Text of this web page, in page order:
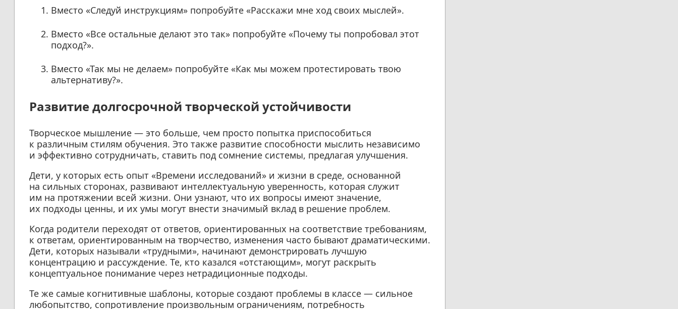
Вместо «Следуй инструкциям» попробуйте «Расскажи мне ход своих мыслей».
Вместо «Все остальные делают это так» попробуйте «Почему ты попробовал этот
подход?».
Вместо «Так мы не делаем» попробуйте «Как мы можем протестировать твою
альтернативу?».
Развитие долгосрочной творческой устойчивости
Творческое мышление — это больше, чем просто попытка приспособиться
к различным стилям обучения. Это также развитие способности мыслить независимо
и эффективно сотрудничать, ставить под сомнение системы, предлагая улучшения.
Дети, у которых есть опыт «Времени исследований» и жизни в среде, основанной
на сильных сторонах, развивают интеллектуальную уверенность, которая служит
им на протяжении всей жизни. Они узнают, что их вопросы имеют значение,
их подходы ценны, и их умы могут внести значимый вклад в решение проблем.
Когда родители переходят от ответов, ориентированных на соответствие требованиям,
к ответам, ориентированным на творчество, изменения часто бывают драматическими.
Дети, которых называли «трудными», начинают демонстрировать лучшую
концентрацию и рассуждение. Те, кто казался «отстающим», могут раскрыть
концептуальное понимание через нетрадиционные подходы.
Те же самые когнитивные шаблоны, которые создают проблемы в классе — сильное
любопытство, сопротивление произвольным ограничениям, потребность